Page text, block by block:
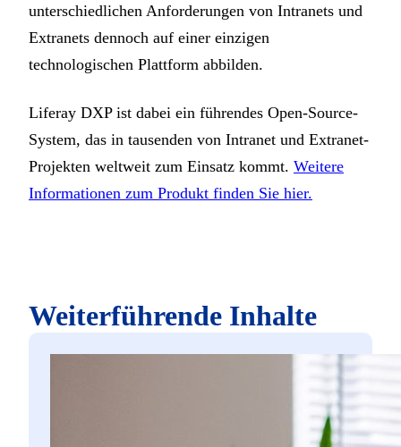
unterschiedlichen Anforderungen von Intranets und
Extranets dennoch auf einer einzigen
technologischen Plattform abbilden.
Liferay DXP ist dabei ein führendes Open-Source-
System, das in tausenden von Intranet und Extranet-
Projekten weltweit zum Einsatz kommt. Weitere
Informationen zum Produkt finden Sie hier.
Weiterführende Inhalte